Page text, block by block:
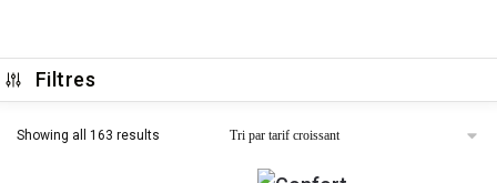
Filtres
Showing all 163 results